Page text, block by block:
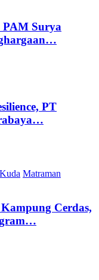
PAM Surya
PT
Matraman
Cerdas,